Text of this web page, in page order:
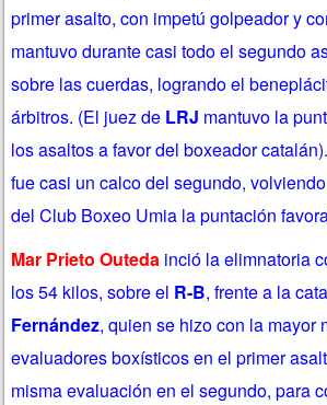
primer asalto, con impetú golpeador y
mantuvo durante casi todo el segundo
sobre las cuerdas, logrando el
árbitros. (El juez de LRJ mantuvo la
los asaltos a favor del boxeador
fue casi un calco del segundo,
del Club Boxeo Umia la puntación
Mar Prieto Outeda inció la elimnatoria
los 54 kilos, sobre el R-B, frente a la
Fernández, quien se hizo con la mayor
evaluadores boxísticos en el primer
misma evaluación en el segundo, para